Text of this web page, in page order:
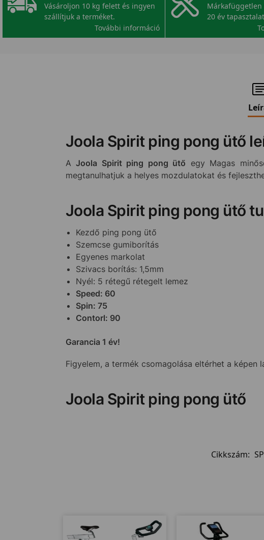
Vásároljon 10 kg felett és ingyen
szállítjuk a terméket.
További információ
Márkafüggetlen
20 év
Joola Spirit ping pong ütő
AJoola Spirit ping pong ütő egy Magas
megtanulhatjuk a helyes mozdulatokat és
Joola Spirit ping pong ütő
Kezdő ping pong ütő
Szemcse gumiborítás
Egyenes markolat
Szivacs borítás: 1,5mm
Nyél: 5 rétegű rétegelt lemez
Speed: 60
Spin: 75
Contorl: 90
Garancia 1 év!
Figyelem, a termék csomagolása eltérhet a képen
Joola Spirit ping pong ütő
Cikkszám: